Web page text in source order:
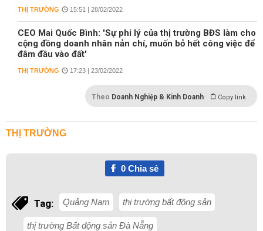
THỊ TRƯỜNG 15:51 | 28/02/2022
CEO Mai Quốc Bình: 'Sự phi lý của thị trường BĐS làm cho
cộng đồng doanh nhân nản chí, muốn bỏ hết công việc để
đâm đầu vào đất'
THỊ TRƯỜNG 17:23 | 23/02/2022
Theo Doanh Nghiệp & Kinh Doanh Copy link
THỊ TRƯỜNG
0Chia sẻ
Tag: Quảng Nam thị trường bất động sản
thị trường Bất động sản Đà Nẵng